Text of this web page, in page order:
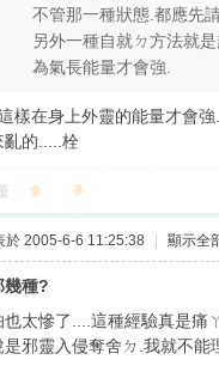
不管那一種狀態.都應先
另外一種自就ㄉ方法就
為氣長能量才會強.
樣在身上外靈的能量才會強
亂的.....栓
於 2005-6-6 11:25:38 顯示全
幾種?
也太慘了....這種經驗真是痛
是邪靈入侵奪舍ㄉ.我就不